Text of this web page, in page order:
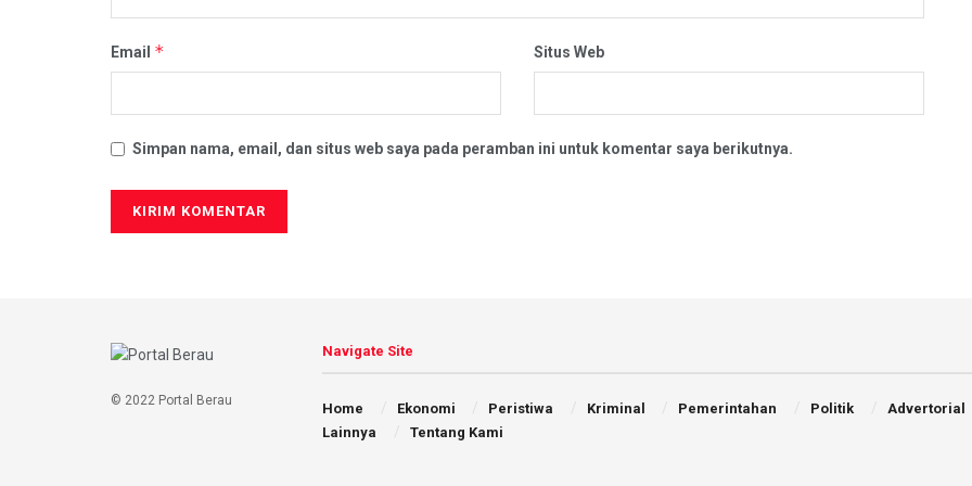
Email * Situs Web
Simpan nama, email, dan situs web saya pada peramban ini untuk komentar saya berikutnya.
© 2022 Portal Berau
Navigate Site
Home Ekonomi Peristiwa Kriminal Pemerintahan Politik
Advertorial
Lainnya
Tentang Kami